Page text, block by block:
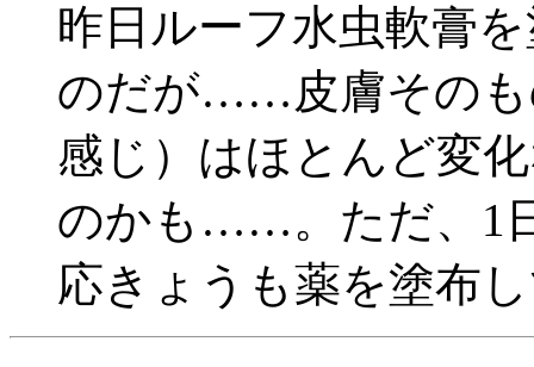
昨日ルーフ水虫軟膏
のだが……皮膚そのも
感じ）はほとんど変
のかも……。ただ、1
応きょうも薬を塗布